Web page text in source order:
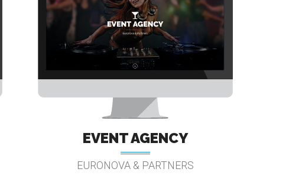
EVENT AGENCY
EURONOVA & PARTNERS